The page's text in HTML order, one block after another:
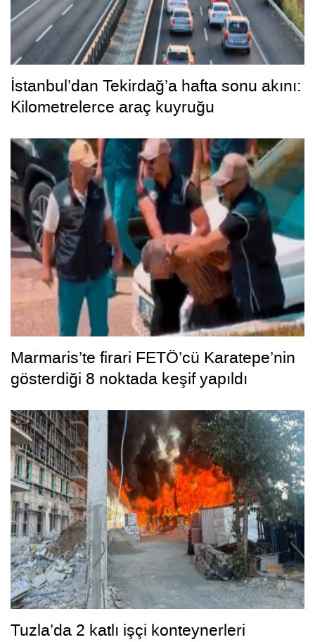
İstanbul’dan Tekirdağ’a hafta sonu akını:
Kilometrelerce araç kuyruğu
Marmaris’te firari FETÖ’cü Karatepe’nin
gösterdiği 8 noktada keşif yapıldı
Tuzla’da 2 katlı işçi konteynerleri